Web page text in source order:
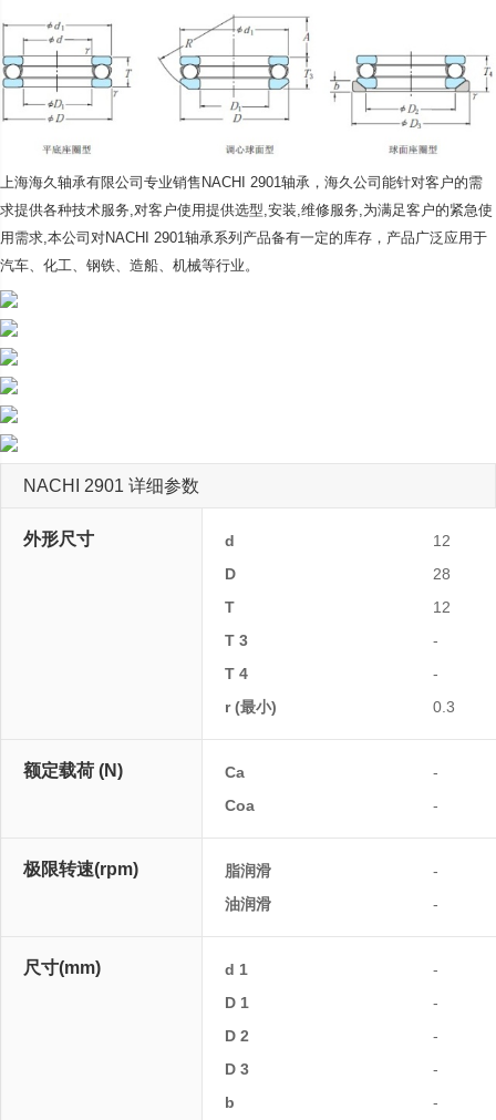
上海海久轴承有限公司专业销售NACHI 2901轴承，海久公司 能针对客户的需
求提供各种技术服务,对客户使用提供选型,安装,维修服务,为满足客户的紧急使
用需求,本公司对NACHI 2901轴承系列产品备有一定的库存，产品广泛应用于
汽车、化工、钢铁、造船、机械等行业。
NACHI 2901 详细参数
外形尺寸 d
12
D
28
T
12
T 3
-
T 4
-
r (最小)
0.3
额定载荷 (N) Ca
-
Coa
-
极限转速(rpm) 脂润滑
-
油润滑
-
尺寸(mm) d 1
-
D 1
-
D 2
-
D 3
-
b
-